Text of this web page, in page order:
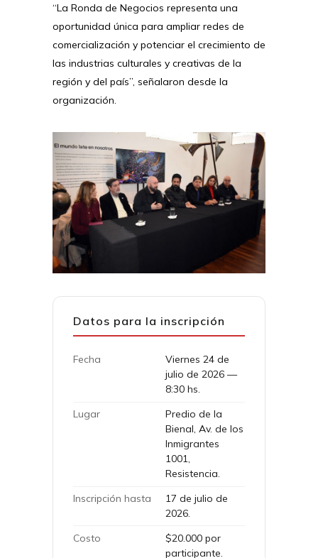
“La Ronda de Negocios representa una
oportunidad única para ampliar redes de
comercialización y potenciar el crecimiento de
las industrias culturales y creativas de la
región y del país”, señalaron desde la
organización.
Datos para la inscripción
Fecha
Viernes 24 de
julio de 2026 —
8:30 hs.
Lugar
Predio de la
Bienal, Av. de los
Inmigrantes
1001,
Resistencia.
Inscripción hasta
17 de julio de
2026.
Costo
$20.000 por
participante.